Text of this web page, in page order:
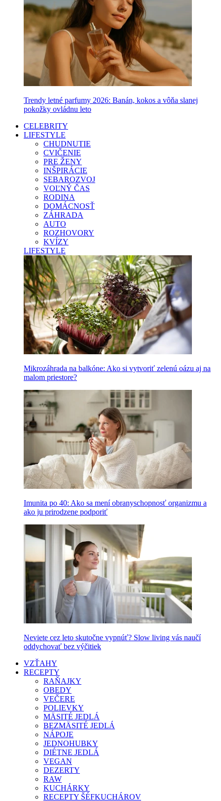
Trendy letné parfumy 2026: Banán, kokos a vôňa slanej
pokožky ovládnu leto
CELEBRITY
LIFESTYLE
CHUDNUTIE
CVIČENIE
PRE ŽENY
INŠPIRÁCIE
SEBAROZVOJ
VOĽNÝ ČAS
RODINA
DOMÁCNOSŤ
ZÁHRADA
AUTO
ROZHOVORY
KVÍZY
LIFESTYLE
Mikrozáhrada na balkóne: Ako si vytvoriť zelenú oázu aj na
malom priestore?
Imunita po 40: Ako sa mení obranyschopnosť organizmu a
ako ju prirodzene podporiť
Neviete cez leto skutočne vypnúť? Slow living vás naučí
oddychovať bez výčitiek
VZŤAHY
RECEPTY
RAŇAJKY
OBEDY
VEČERE
POLIEVKY
MÄSITÉ JEDLÁ
BEZMÄSITÉ JEDLÁ
NÁPOJE
JEDNOHUBKY
DIÉTNE JEDLÁ
VEGAN
DEZERTY
RAW
KUCHÁRKY
RECEPTY ŠÉFKUCHÁROV